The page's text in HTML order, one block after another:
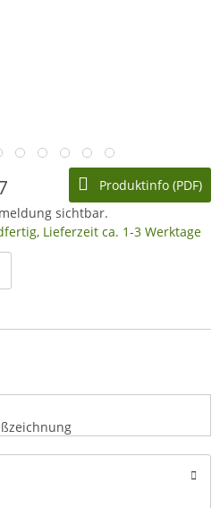
Produktinfo (PDF)
sichtbar.
Lieferzeit ca. 1-3 Werktage